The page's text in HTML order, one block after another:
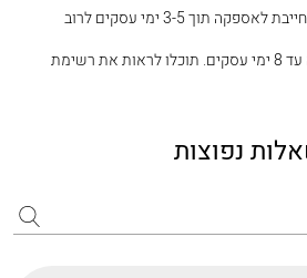
חברת המשלוחים שלנו מתחייבת לאספקה תוך 3-5 ימי עסקים לרוב
ליישובים וחריגים - אספקה עד 8 ימי עסקים. תוכלו לראות את רשימת
נפוצות